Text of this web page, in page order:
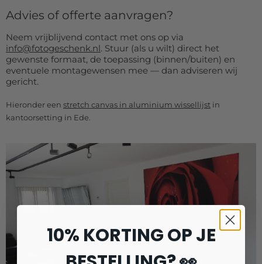
Advies of offerte aanvragen?
Neem vrijblijvend contact met ons op via
info@fotogeschenk.nl. Stuur (als u wilt) direct het
gewenste formaat, de toepassing (binnen/buiten) en
eventuele montagewensen mee — dan adviseren wij
gericht.
Hieronder een stretch canvas in aluminium wissellijst in
kantoorsetting in Ede.
10% KORTING OP JE